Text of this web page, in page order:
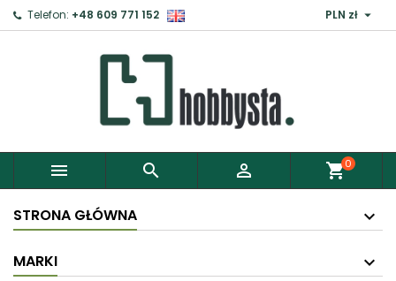
Telefon: +48 609 771 152 PLN zł 
   shopping_cart0
STRONA GŁÓWNA
MARKI